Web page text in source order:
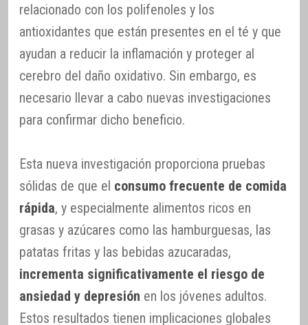
relacionado con los polifenoles y los
antioxidantes que están presentes en el té y que
ayudan a reducir la inflamación y proteger al
cerebro del daño oxidativo. Sin embargo, es
necesario llevar a cabo nuevas investigaciones
para confirmar dicho beneficio.
Esta nueva investigación proporciona pruebas
sólidas de que el consumo frecuente de comida
rápida, y especialmente alimentos ricos en
grasas y azúcares como las hamburguesas, las
patatas fritas y las bebidas azucaradas,
incrementa significativamente el riesgo de
ansiedad y depresión en los jóvenes adultos.
Estos resultados tienen implicaciones globales